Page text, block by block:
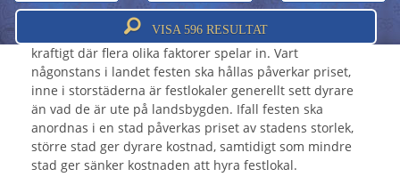
ATT BOKA FESTLOKAL
VISA596 RESULTAT
Kostnaden för att hyra festlokal är något som varierar
kraftigt där flera olika faktorer spelar in. Vart
någonstans i landet festen ska hållas påverkar priset,
inne i storstäderna är festlokaler generellt sett dyrare
än vad de är ute på landsbygden. Ifall festen ska
anordnas i en stad påverkas priset av stadens storlek,
större stad ger dyrare kostnad, samtidigt som mindre
stad ger sänker kostnaden att hyra festlokal.